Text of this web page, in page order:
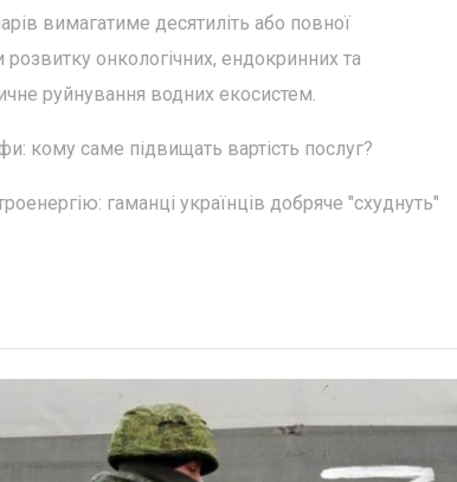
вимагатиме десятиліть або повної
онкологічних, ендокринних та
руйнування водних екосистем.
кому саме підвищать вартість послуг?
гаманці українців добряче "схуднуть"